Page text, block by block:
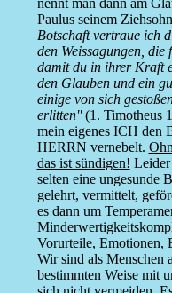
nennt man dann am
Paulus seinem
Botschaft vertraue ich
den Weissagungen,
damit du in ihrer Kraft
den Glauben und ein
einige von sich
erlitten''(1. Timotheus
mein eigenes ICH den
HERRN vernebelt.
das ist sündigen!
selten eine ungesunde
gelehrt, vermittelt,
es dann um
Vorurteile, Emotionen,
Wir sind als Menschen
bestimmten Weise mit